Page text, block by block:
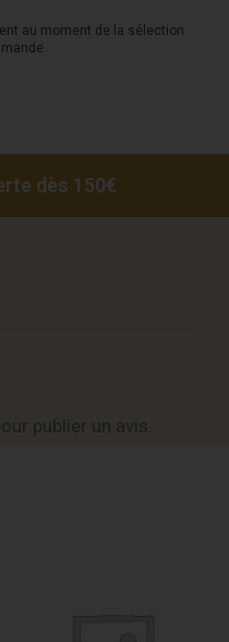
au moment de la sélection
dès 150€